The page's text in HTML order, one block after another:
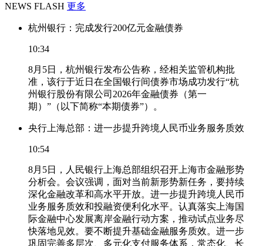
NEWS FLASH 更多
杭州银行：完成发行200亿元金融债券
10:34
8月5日，杭州银行发布公告称，经相关监管机构批
准，该行于近日在全国银行间债券市场成功发行“杭
州银行股份有限公司2026年金融债券（第一
期）”（以下简称“本期债券”）。
央行上海总部：进一步提升跨境人民币业务服务质效
10:54
8月5日，人民银行上海总部组织召开上海市金融形势
分析会。会议强调，面对当前新形势新任务，要持续
深化金融改革和高水平开放。进一步提升跨境人民币
业务服务质效和投融资便利化水平。认真落实上海国
际金融中心发展离岸金融行动方案，推动试点业务尽
快落地见效。要不断提升基础金融服务质效。进一步
巩固完善多层次、多元化支付服务体系，常态化、长